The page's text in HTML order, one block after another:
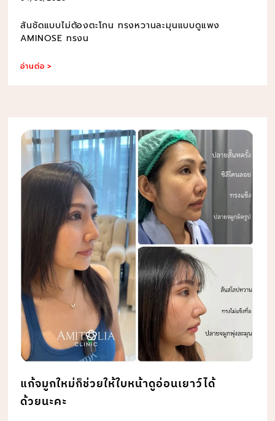
สันชัดแบบไม่ต้องตะโกน ทรงหวานละมุนแบบดูแพง
AMINOSE ทรงน
อ่านต่อ >
แก้จมูกใหม่ก็ช่วยให้ใบหน้าดูอ่อนเยาว์ได้
ด้วยนะคะ